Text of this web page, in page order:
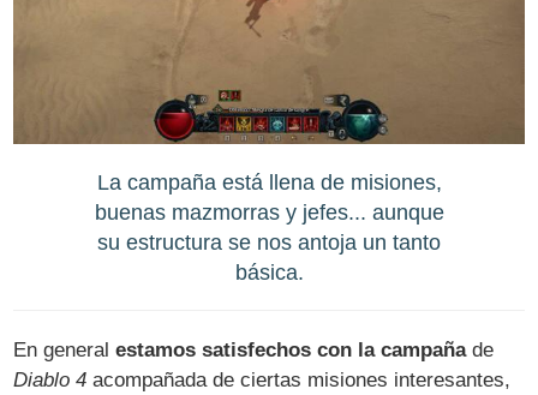
La campaña está llena de misiones,
buenas mazmorras y jefes... aunque
su estructura se nos antoja un tanto
básica.
En generalestamos satisfechos con la campañade
Diablo 4 acompañada de ciertas misiones interesantes,